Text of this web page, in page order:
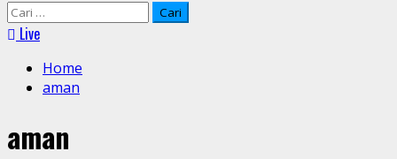
Cari
untuk:
Live
Home
aman
aman